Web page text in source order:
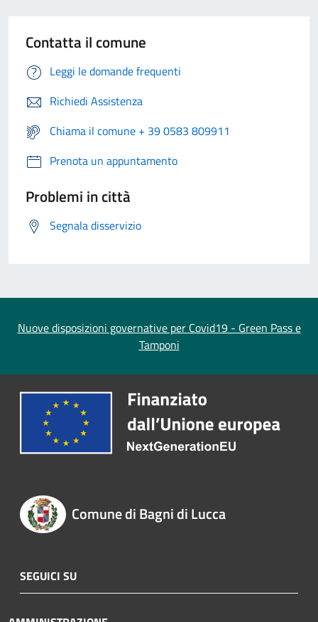
Contatta il comune
Leggi le domande frequenti
Richiedi Assistenza
Chiama il comune + 39 0583 809911
Prenota un appuntamento
Problemi in città
Segnala disservizio
Nuove disposizioni governative per Covid19 - Green Pass e
Tamponi
Comune di Bagni di Lucca
SEGUICI SU